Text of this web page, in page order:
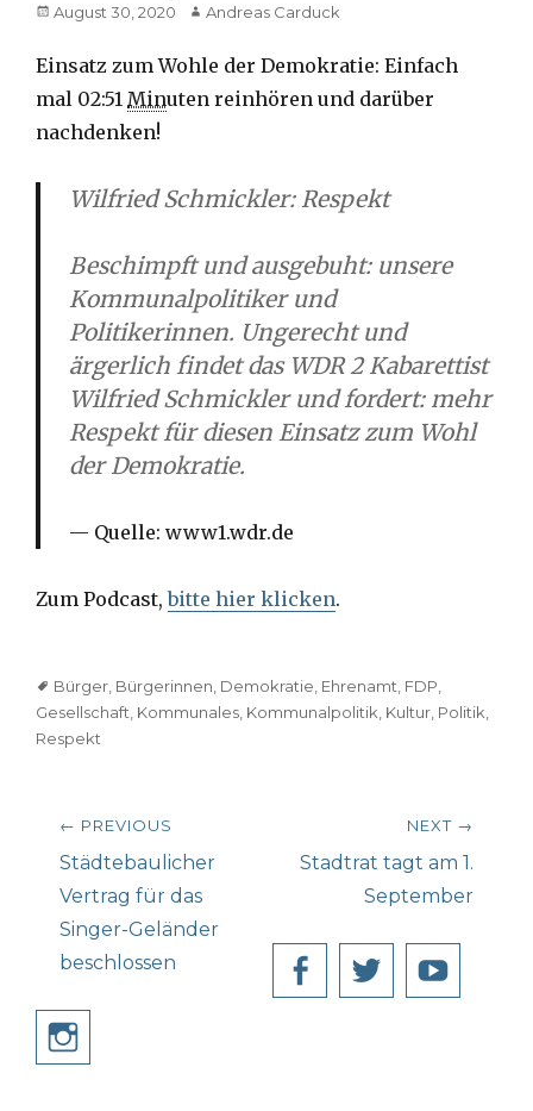
Posted
August 30, 2020 Author
Andreas Carduck
Einsatz zum Wohle der Demokratie: Einfach
mal 02:51 Minuten reinhören und darüber
nachdenken!
Wilfried Schmickler: Respekt
Beschimpft und ausgebuht: unsere
Kommunalpolitiker und
Politikerinnen. Ungerecht und
ärgerlich findet das WDR 2 Kabarettist
Wilfried Schmickler und fordert: mehr
Respekt für diesen Einsatz zum Wohl
der Demokratie.
Quelle: www1.wdr.de
Zum Podcast,bitte hier klicken.
TagsBürger, Bürgerinnen, Demokratie, Ehrenamt, FDP,
Gesellschaft, Kommunales, Kommunalpolitik, Kultur, Politik,
Respekt
Beitragsnavigation
← PREVIOUS
Previous
post:
Städtebaulicher
Vertrag für das
Singer-Geländer
beschlossen
NEXT →
Next
Stadtrat tagt am 1.
September
Facebook
Twitter